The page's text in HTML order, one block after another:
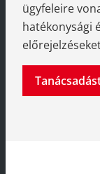
ügyfeleire
hatékonysági